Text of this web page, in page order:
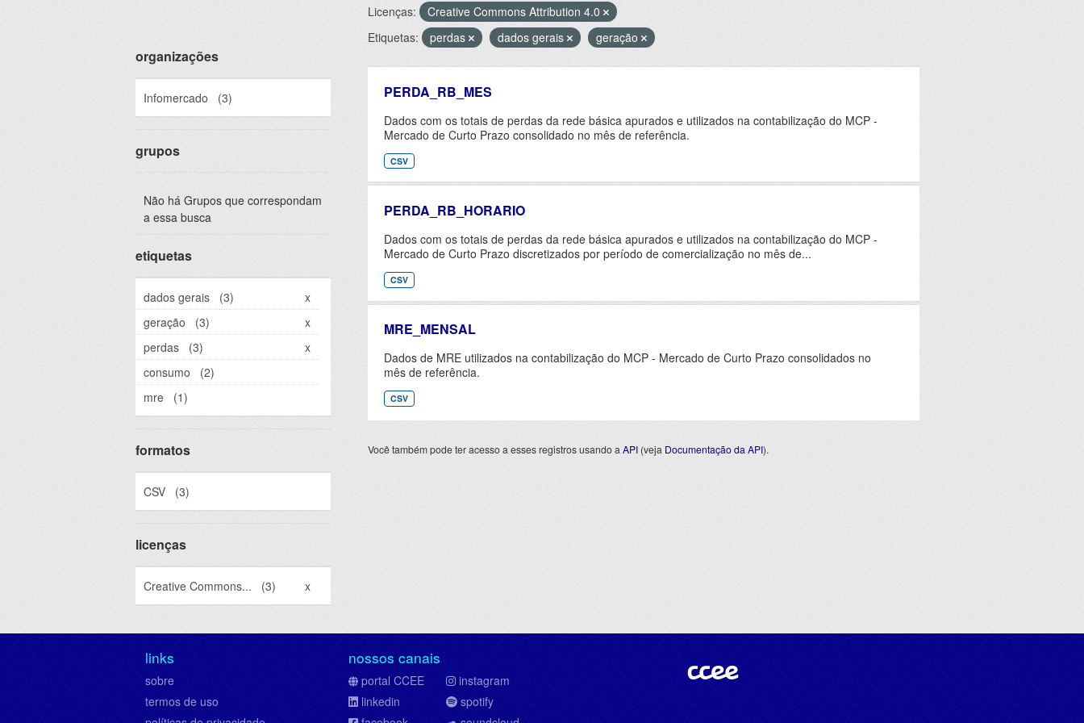
organizações
Infomercado (3)
grupos
Não há Grupos que correspondam
a essa busca
etiquetas
dados gerais (3)
x
geração
(3)
x
perdas
(3)
x
consumo
(2)
mre
(1)
formatos
CSV (3)
licenças
Creative Commons... (3) x
Licenças:
Creative Commons Attribution 4.0
Etiquetas:
perdas dados gerais geração
PERDA_RB_MES
Dados com os totais de perdas da rede básica apurados e utilizados na contabilização do MCP -
Mercado de Curto Prazo consolidado no mês de referência.
CSV
PERDA_RB_HORARIO
Dados com os totais de perdas da rede básica apurados e utilizados na contabilização do MCP -
Mercado de Curto Prazo discretizados por período de comercialização no mês de...
CSV
MRE_MENSAL
Dados de MRE utilizados na contabilização do MCP - Mercado de Curto Prazo consolidados no
mês de referência.
CSV
Você também pode ter acesso a esses registros usando a API (veja Documentação da API).
links
sobre
termos de uso
nossos canais
portal CCEE
linkedin
instagram
spotify